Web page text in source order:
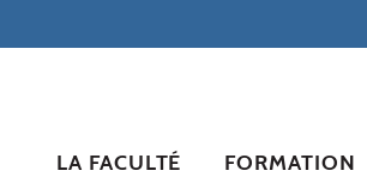
LA FACULTÉ FORMATION